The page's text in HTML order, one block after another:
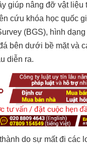
giúp nâng đỡ vật liệu
cứu khóa học quốc
(BGS), hình
bên dưới bề mặt và
diễn ra.
do sự mất đi các